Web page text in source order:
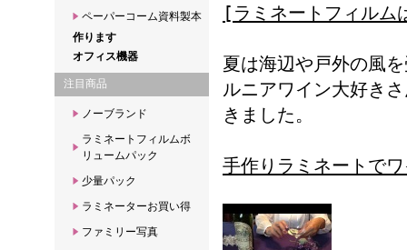
ペーパーコーム資料製本
作ります
オフィス機器
注目商品
ノーブランド
ラミネートフィルムボ
リュームパック
少量パック
ラミネーターお買い得
ファミリー写真
[ラミネートフィルム
夏は海辺や戸外の風
ルニアワイン大好き
きました。
手作りラミネートで